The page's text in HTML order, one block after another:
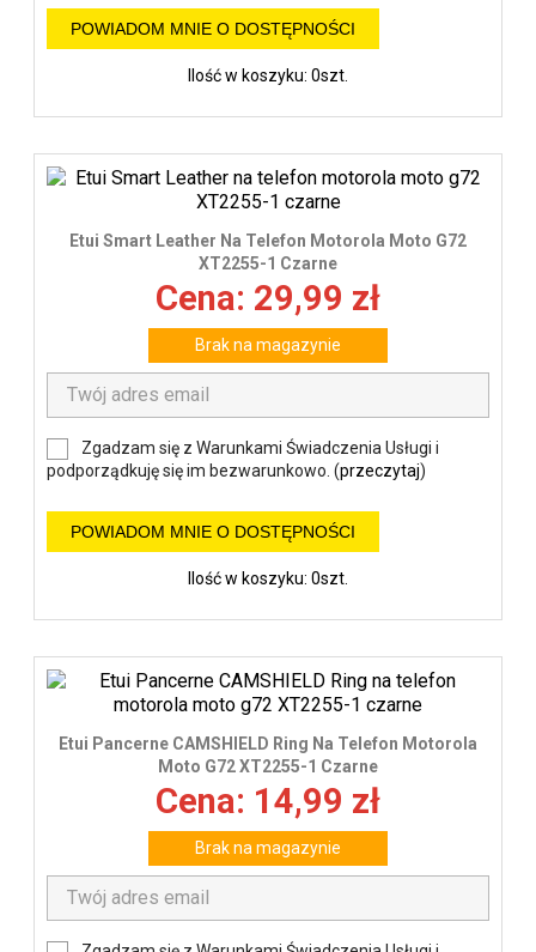
POWIADOM MNIE O DOSTĘPNOŚCI
Ilość w koszyku: 0szt.
Etui Smart Leather Na Telefon Motorola Moto G72
XT2255-1 Czarne
Cena: 29,99 zł
Brak na magazynie
Zgadzam się z Warunkami Świadczenia Usługi i
podporządkuję się im bezwarunkowo. (przeczytaj)
POWIADOM MNIE O DOSTĘPNOŚCI
Ilość w koszyku: 0szt.
Etui Pancerne CAMSHIELD Ring Na Telefon Motorola
Moto G72 XT2255-1 Czarne
Cena: 14,99 zł
Brak na magazynie